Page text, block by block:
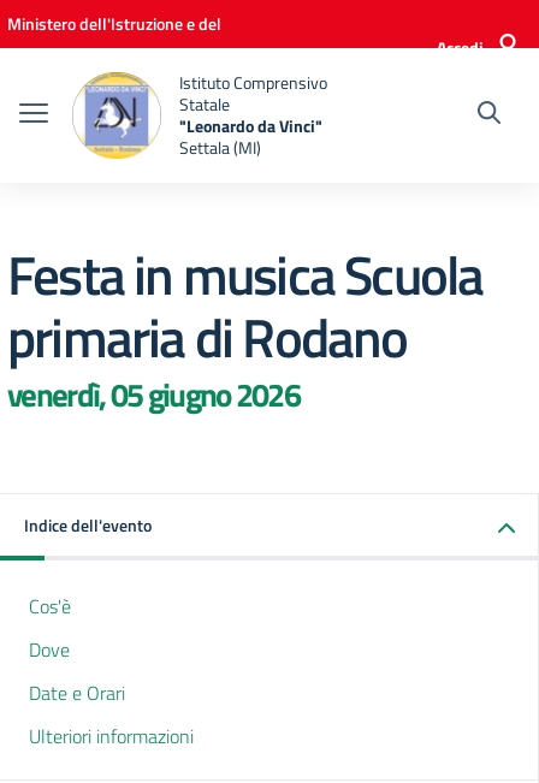
Vai ai contenuti
Vai al menu di navigazione
Vai al footer
Ministero dell'Istruzione e del
Accedi
Istituto Comprensivo
Statale
"Leonardo da Vinci"
Settala (MI)
Festa in musica Scuola
primaria di Rodano
venerdì, 05 giugno 2026
Indice dell'evento
Cos'è
Dove
Date e Orari
Ulteriori informazioni